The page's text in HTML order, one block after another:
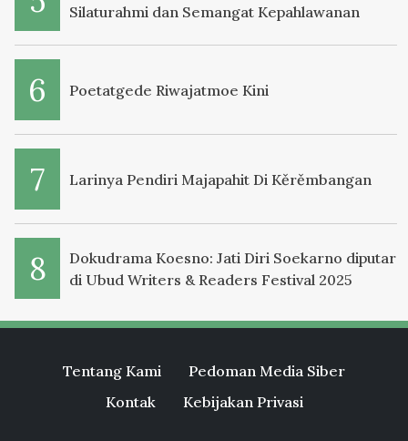
Silaturahmi dan Semangat Kepahlawanan
Poetatgede Riwajatmoe Kini
Larinya Pendiri Majapahit Di Kěrěmbangan
Dokudrama Koesno: Jati Diri Soekarno diputar
di Ubud Writers & Readers Festival 2025
Tentang Kami
Pedoman Media Siber
Kontak
Kebijakan Privasi